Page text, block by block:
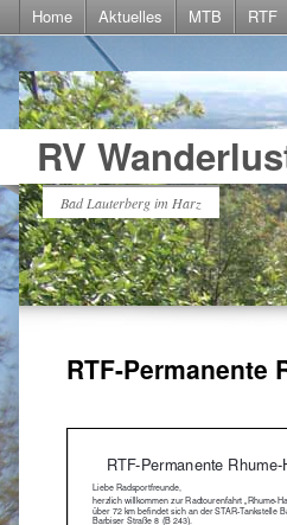
Home Aktuelles MTB RTF
RV
Bad Lauterberg im Harz
RTF-Permanente